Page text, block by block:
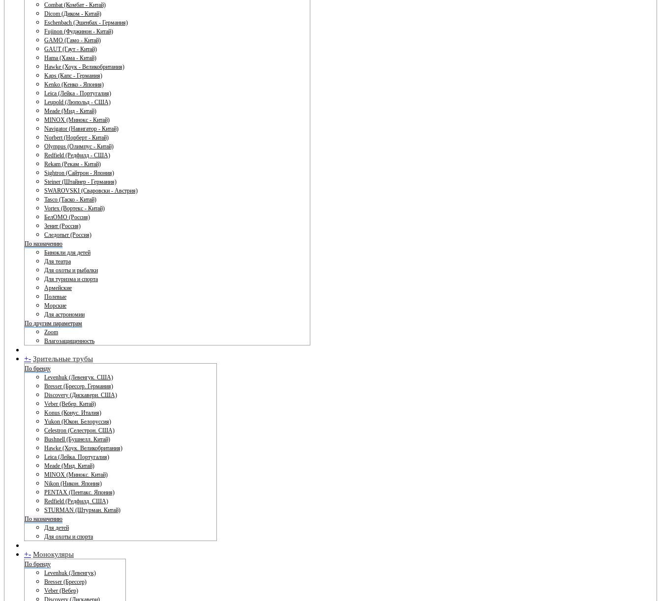
Combat (Комбат - Китай)
Dicom (Диком - Китай)
Eschenbach (Эшенбах - Германия)
Fujinon (Фуджинон - Китай)
GAMO (Гамо - Китай)
GAUT (Гаут - Китай)
Hama (Хама - Китай)
Hawke (Хоук - Великобритания)
Kaps (Капс - Германия)
Kenko (Кенко - Япония)
Leica (Лейка - Португалия)
Leupold (Люпольд - США)
Meade (Мид - Китай)
MINOX (Минокс - Китай)
Navigator (Навигатор - Китай)
Norbert (Норберт - Китай)
Olympus (Олимпус - Китай)
Redfield (Редфилд - США)
Rekam (Рекам - Китай)
Sightron (Сайтрон - Япония)
Steiner (Штайнер - Германия)
SWAROVSKI (Сваровски - Австрия)
Tasco (Таско - Китай)
Vortex (Вортекс - Китай)
БелОМО (Россия)
Зенит (Россия)
Следопыт (Россия)
По назначению
Бинокли для детей
Для театра
Для охоты и рыбалки
Для туризма и спорта
Армейские
Полевые
Морские
Для астрономии
По другим параметрам
Zoom
Влагозащищенность
+- Зрительные трубы
По бренду
Levenhuk (Левенгук. США)
Bresser (Брессер. Германия)
Discovery (Дискавери. США)
Veber (Вебер. Китай)
Konus (Конус. Италия)
Yukon (Юкон. Белоруссия)
Celestron (Селестрон. США)
Bushnell (Бушнелл. Китай)
Hawke (Хоук. Великобритания)
Leica (Лейка. Португалия)
Meade (Мид. Китай)
MINOX (Минокс. Китай)
Nikon (Никон. Япония)
PENTAX (Пентакс. Япония)
Redfield (Редфилд. США)
STURMAN (Штурман. Китай)
По назначению
Для детей
Для охоты и спорта
+- Монокуляры
По бренду
Levenhuk (Левенгук)
Bresser (Брессер)
Veber (Вебер)
Discovery (Дискавери)